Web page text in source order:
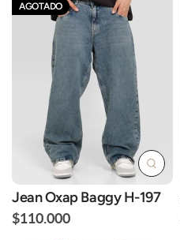
AGOTADO
Jean Oxap Baggy H-197
$110.000